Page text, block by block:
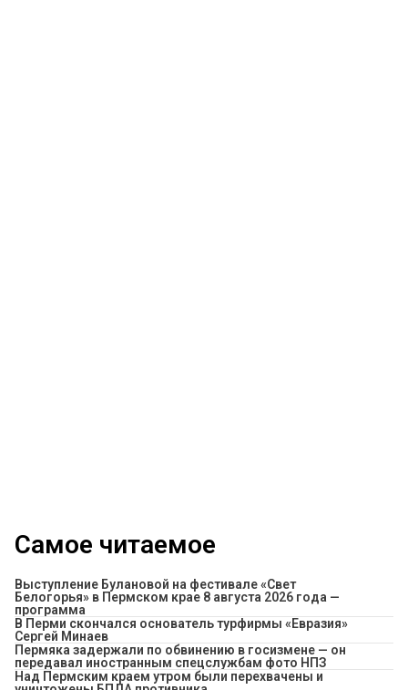
Самое читаемое
Выступление Булановой на фестивале «Свет
Белогорья» в Пермском крае 8 августа 2026 года —
программа
В Перми скончался основатель турфирмы «Евразия»
Сергей Минаев
Пермяка задержали по обвинению в госизмене — он
передавал иностранным спецслужбам фото НПЗ
Над Пермским краем утром были перехвачены и